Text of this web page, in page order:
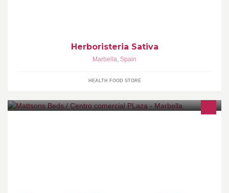
Herboristeria Sativa
Marbella, Spain
HEALTH FOOD STORE